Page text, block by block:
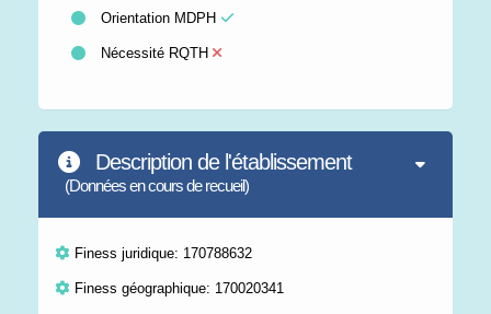
Orientation MDPH
Nécessité RQTH
Description de l'établissement
(Données en cours de recueil)
Finess juridique: 170788632
Finess géographique: 170020341